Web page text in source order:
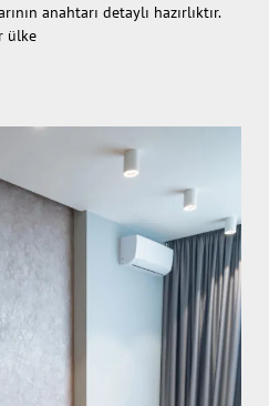
anahtarı detaylı hazırlıktır.
ülke